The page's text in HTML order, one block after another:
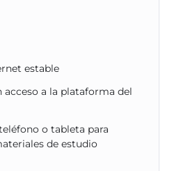
estable
acceso a la plataforma del
o tableta para
de estudio